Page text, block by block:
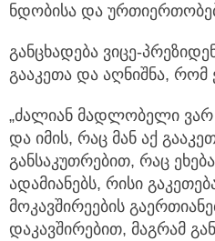
ნდობისა და
განცხადება ვიცე-
გააკეთა და აღნიშნა,
„ძალიან მადლობელი ვარ
და იმის, რაც მან აქ
განსაკუთრებით, რაც
ადამიანებს, რისი
მოკავშირეების
დაკავშირებით, მაგრამ